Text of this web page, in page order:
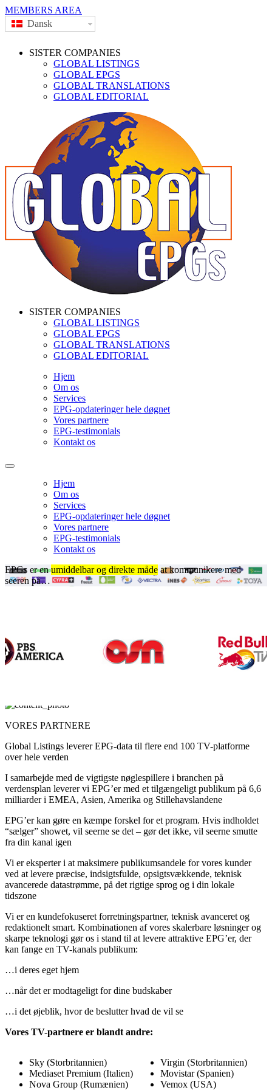
MEMBERS AREA
Dansk
SISTER COMPANIES
GLOBAL LISTINGS
GLOBAL EPGS
GLOBAL TRANSLATIONS
GLOBAL EDITORIAL
SISTER COMPANIES
GLOBAL LISTINGS
GLOBAL EPGS
GLOBAL TRANSLATIONS
GLOBAL EDITORIAL
Hjem
Om os
Services
EPG-opdateringer hele døgnet
Vores partnere
EPG-testimonials
Kontakt os
Hjem
Om os
Services
EPG-opdateringer hele døgnet
Vores partnere
EPG-testimonials
Kontakt os
EPGs er enumiddelbar og direkte måde at kommunikere med
seeren på…
VORES PARTNERE
Global Listings leverer EPG-data til flere end 100 TV-platforme
over hele verden
I samarbejde med de vigtigste nøglespillere i branchen på
verdensplan leverer vi EPG’er med et tilgængeligt publikum på 6,6
milliarder i EMEA, Asien, Amerika og Stillehavslandene
EPG’er kan gøre en kæmpe forskel for et program. Hvis indholdet
“sælger” showet, vil seerne se det – gør det ikke, vil seerne smutte
fra din kanal igen
Vi er eksperter i at maksimere publikumsandele for vores kunder
ved at levere præcise, indsigtsfulde, opsigtsvækkende, teknisk
avancerede datastrømme, på det rigtige sprog og i din lokale
tidszone
Vi er en kundefokuseret forretningspartner, teknisk avanceret og
redaktionelt smart. Kombinationen af vores skalerbare løsninger og
skarpe teknologi gør os i stand til at levere attraktive EPG’er, der
kan fange en TV-kanals publikum:
…i deres eget hjem
…når det er modtageligt for dine budskaber
…i det øjeblik, hvor de beslutter hvad de vil se
Vores TV-partnere er blandt andre:
Sky (Storbritannien)
Mediaset Premium (Italien)
Nova Group (Rumænien)
Virgin (Storbritannien)
Movistar (Spanien)
Vemox (USA)